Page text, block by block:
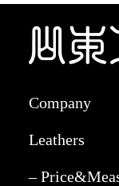
Company
Leathers
–